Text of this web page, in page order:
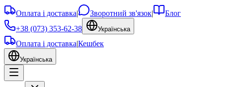
Оплата і доставка| Зворотний зв'язок|
Блог
+38 (073) 353-62-38
Українська
Оплата і доставка|Кешбек
Українська